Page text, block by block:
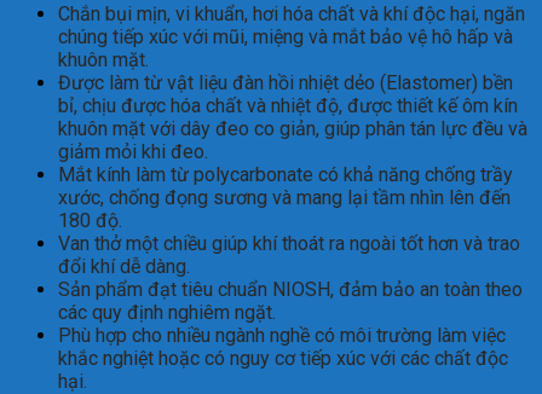
Chắn bụi mịn, vi khuẩn, hơi hóa chất và khí độc hại, ngăn
chúng tiếp xúc với mũi, miệng và mắt bảo vệ hô hấp và
khuôn mặt.
Được làm từ vật liệu đàn hồi nhiệt dẻo (Elastomer) bền
bỉ, chịu được hóa chất và nhiệt độ, được thiết kế ôm kín
khuôn mặt với dây đeo co giản, giúp phân tán lực đều và
giảm mỏi khi đeo.
Mắt kính làm từ polycarbonate có khả năng chống trầy
xước, chống đọng sương và mang lại tầm nhìn lên đến
180 độ.
Van thở một chiều giúp khí thoát ra ngoài tốt hơn và trao
đổi khídễ dàng.
Sản phẩm đạt tiêu chuẩn NIOSH, đảm bảo an toàn theo
các quy định nghiêm ngặt.
Phù hợp cho nhiều ngành nghề có môi trường làm việc
khắc nghiệt hoặc có nguy cơtiếp xúc với các chất độc
hại.